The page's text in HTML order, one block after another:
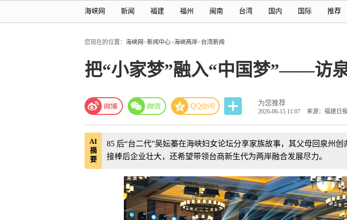
海峡网 新闻 福建 福州 闽南 台湾 国内 国际 推荐
您现在的位置： 海峡网>新闻中心>海峡两岸>台湾新闻
把“小家梦”融入“中国梦”——访
为您推荐
2026-06-15 11:07 来源：福建日报
AI
摘
要
85 后“台二代”吴妘蓁在海峡妇女论坛分享家族故事，其父母回泉州创
接棒后企业壮大，还希望带领台商新生代为两岸融合发展尽力。